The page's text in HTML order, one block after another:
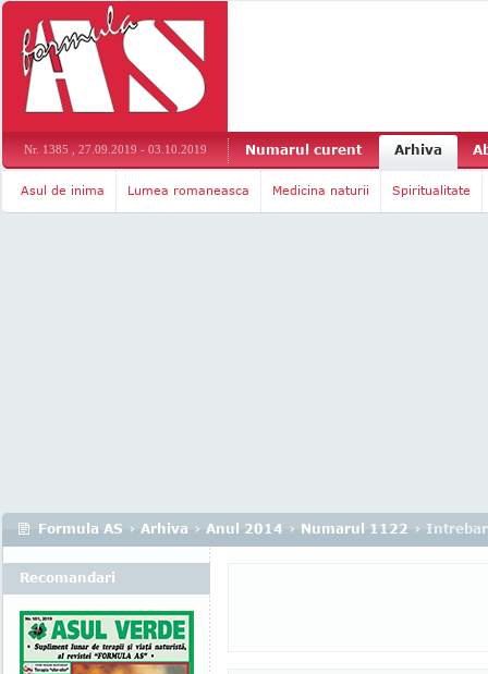
Nr. 1385 , 27.09.2019 - 03.10.2019 Numarul curent Arhiva
Asul de inima Lumea romaneasca Medicina naturii Spiritualitate
Formula AS › Arhiva › Anul 2014 › Numarul 1122 ›
Recomandari